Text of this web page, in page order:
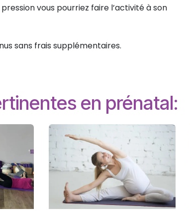
vous pourriez faire l’activité à son
sans frais supplémentaires.
en prénatal: